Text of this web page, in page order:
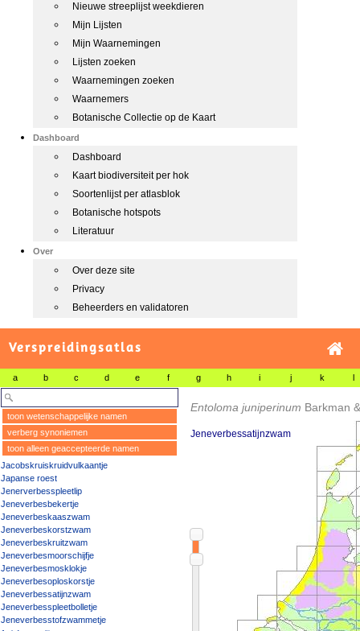
Nieuwe streeplijst weekdieren
Mijn Lijsten
Mijn Waarnemingen
Lijsten zoeken
Waarnemingen zoeken
Waarnemers
Botanische Collectie op de Kaart
Dashboard
Dashboard
Kaart biodiversiteit per hok
Soortenlijst per atlasblok
Botanische hotspots
Literatuur
Over
Over deze site
Privacy
Beheerders en validatoren
Verspreidingsatlas
a b c d e f g h i j k l
toon wetenschappelijke namen
verberg synoniemen
toon alleen geaccepteerde namen
Jacobskruiskruidvulkaantje
Japanse roest
Jenerverbesspleetlip
Jeneverbesbekertje
Jeneverbeskaaszwam
Jeneverbeskorstzwam
Jeneverbeskruitzwam
Jeneverbesmoorschijfje
Jeneverbesmosklokje
Jeneverbesoploskorstje
Jeneverbessatijnzwam
Jeneverbesspleetbolletje
Jeneverbesstofzwammetje
Entoloma juniperinum Barkman
Jeneverbessatijnzwam